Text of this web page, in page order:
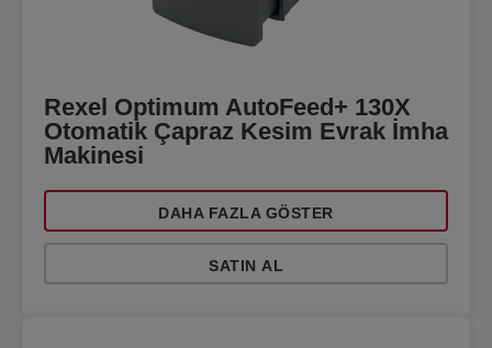
Rexel Optimum AutoFeed+ 130X
Otomatik Çapraz Kesim Evrak İmha
Makinesi
DAHA FAZLA GÖSTER
SATIN AL